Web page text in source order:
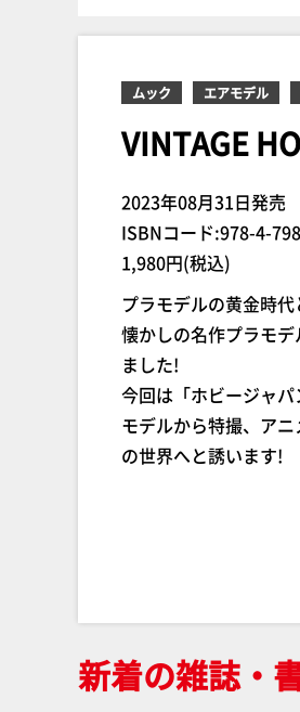
ムック エアモデル
VINTAGE
2023年08月31日発売
ISBNコード:978-4-
1,980円(税込)
プラモデルの黄金時
懐かしの名作プラモ
ました!
今回は「ホビージャ
モデルから特撮、ア
の世界へと誘います!
新着の雑誌・